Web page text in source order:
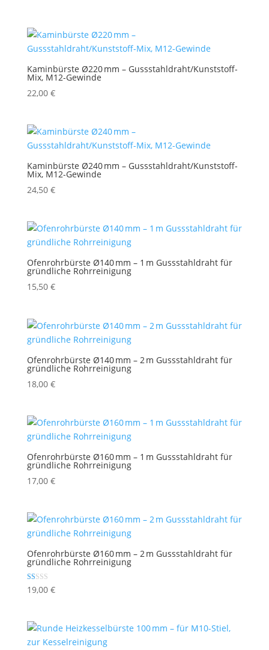
Kaminbürste Ø220 mm – Gussstahldraht/Kunststoff-
Mix, M12-Gewinde
22,00 €
Kaminbürste Ø240 mm – Gussstahldraht/Kunststoff-
Mix, M12-Gewinde
24,50 €
Ofenrohrbürste Ø140 mm – 1 m Gussstahldraht für
gründliche Rohrreinigung
15,50 €
Ofenrohrbürste Ø140 mm – 2 m Gussstahldraht für
gründliche Rohrreinigung
18,00 €
Ofenrohrbürste Ø160 mm – 1 m Gussstahldraht für
gründliche Rohrreinigung
17,00 €
Ofenrohrbürste Ø160 mm – 2 m Gussstahldraht für
gründliche Rohrreinigung
Bewertet
mit
19,00 €